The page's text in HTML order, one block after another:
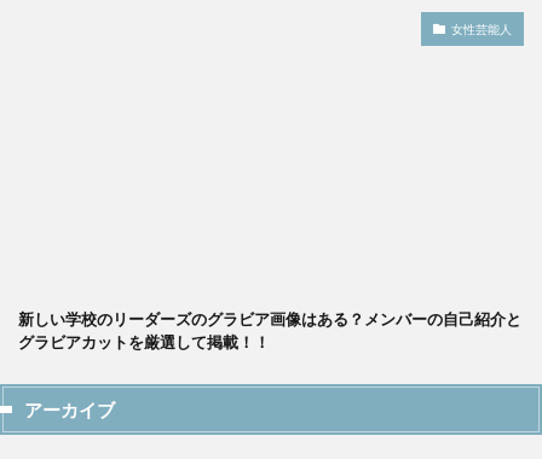
女性芸能人
新しい学校のリーダーズのグラビア画像はある？メンバーの自己紹介と
グラビアカットを厳選して掲載！！
アーカイブ